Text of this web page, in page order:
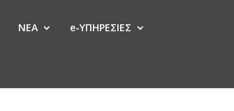
ΝΕΑ e-ΥΠΗΡΕΣΙΕΣ